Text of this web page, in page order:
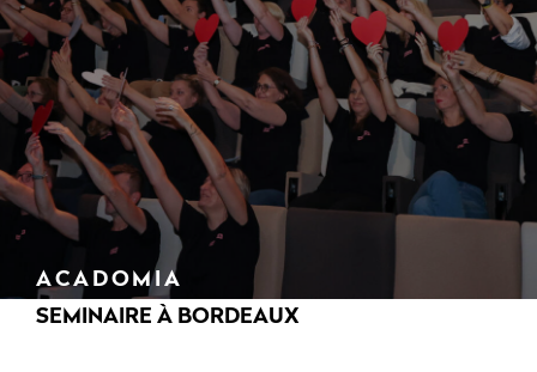
ACADOMIA
SEMINAIRE À BORDEAUX